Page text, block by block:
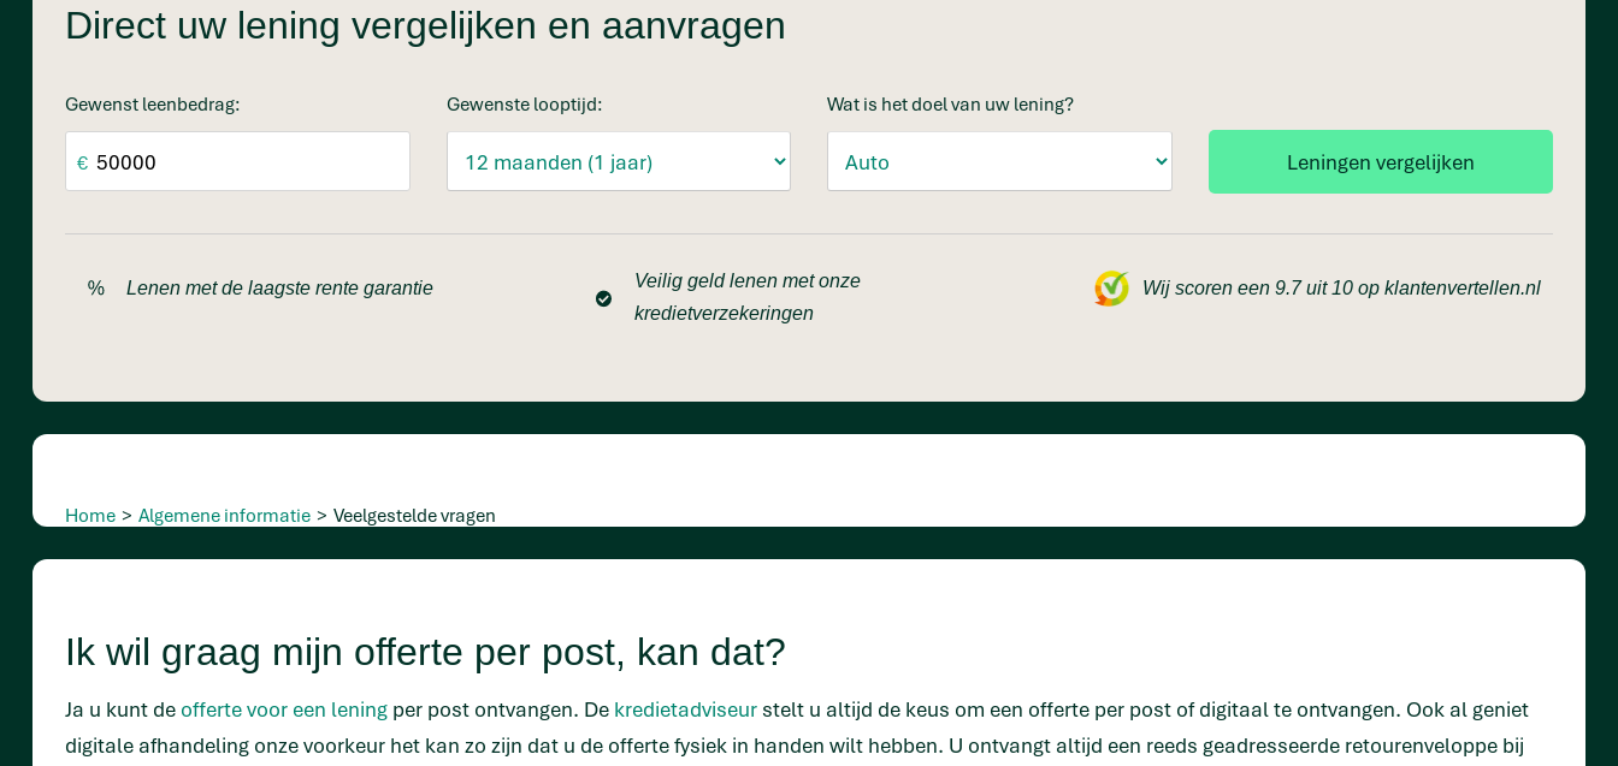
Direct uw lening vergelijken en aanvragen
Gewenst leenbedrag:
€
Gewenste looptijd: Wat is het doel van uw lening?
Lenen met de laagste rente garantie
Veilig geld lenen met onze
kredietverzekeringen
Wij scoren een 9.7 uit 10 op klantenvertellen.nl
Home > Algemene informatie > Veelgestelde vragen
Ik wil graag mijn offerte per post, kan dat?
Ja u kunt de offerte voor een lening per post ontvangen. De kredietadviseur stelt u altijd de keus om een offerte per post of digitaal te ontvangen. Ook al geniet
digitale afhandeling onze voorkeur het kan zo zijn dat u de offerte fysiek in handen wilt hebben. U ontvangt altijd een reeds geadresseerde retourenveloppe bij